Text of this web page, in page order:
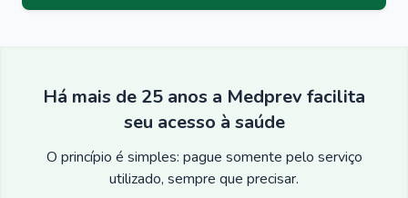
Há mais de 25 anos a Medprev facilita
seu acesso à saúde
O princípio é simples: pague somente pelo serviço
utilizado, sempre que precisar.